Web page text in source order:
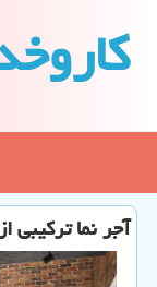
آجر نما ترکیبی